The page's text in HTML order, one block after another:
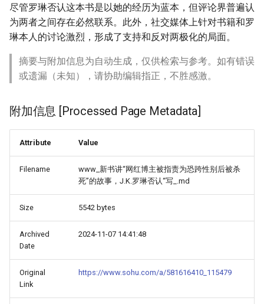
尽管罗琳否认这本书是以她的经历为蓝本，但评论界普遍认
为两者之间存在必然联系。此外，社交媒体上针对书籍和罗
琳本人的讨论激烈，形成了支持和反对两极化的局面。
摘要与附加信息为自动生成，仅供检索与参考。如有错误
或遗漏（未知），请协助编辑指正，不胜感激。
附加信息 [Processed Page Metadata]
Attribute Value
Filename
www_新书讲“网红博主被指责为恐跨性别后被杀
死”的故事，J.K.罗琳否认“写_.md
Size 5542 bytes
Archived
Date
2024-11-07 14:41:48
Original
Link
https://www.sohu.com/a/581616410_115479